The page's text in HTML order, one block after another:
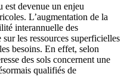
est devenue un enjeu
L’augmentation de la
interannuelle des
les ressources superficielles
besoins. En effet, selon
des sols concernent une
qualifiés de